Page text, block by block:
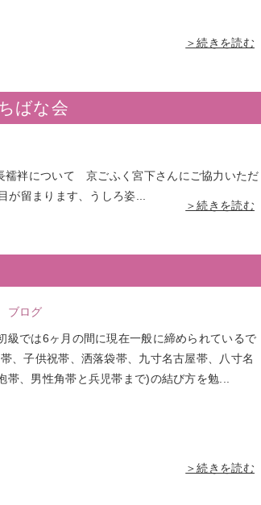
＞続きを読む
ばな会
袢について 京ごふく宮下さんにご協力いただ
が留まります、うしろ姿...
＞続きを読む
ブログ
級では6ヶ月の間に現在一般に締められているで
、子供祝帯、洒落袋帯、九寸名古屋帯、八寸名
帯、男性角帯と兵児帯まで)の結び方を勉...
＞続きを読む